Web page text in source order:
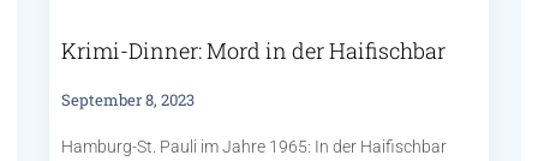
Krimi-Dinner: Mord in der Haifischbar
September 8, 2023
Hamburg-St. Pauli im Jahre 1965: In der Haifischbar